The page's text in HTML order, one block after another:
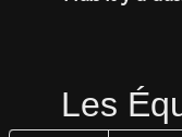
LIENS & INFOS
Les